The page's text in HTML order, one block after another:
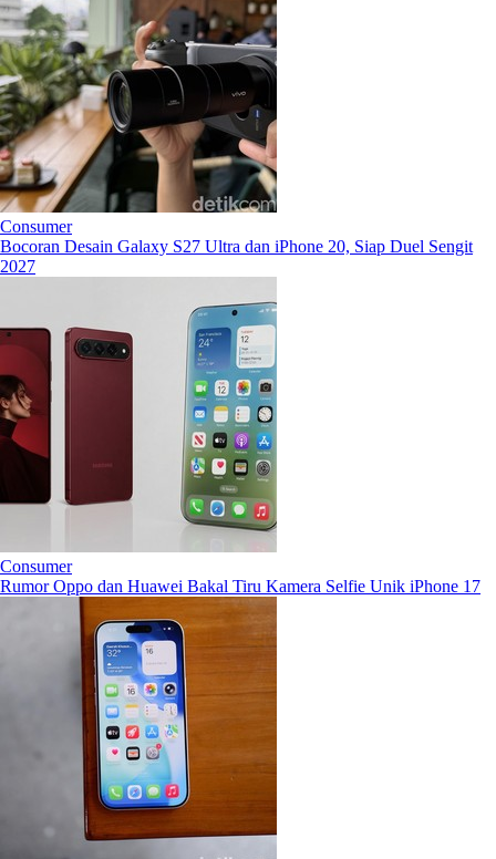
Consumer
Bocoran Desain Galaxy S27 Ultra dan iPhone 20, Siap Duel Sengit
2027
Consumer
Rumor Oppo dan Huawei Bakal Tiru Kamera Selfie Unik iPhone 17